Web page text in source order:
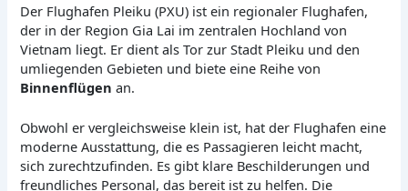
Der Flughafen Pleiku (PXU) ist ein regionaler Flughafen,
der in der Region Gia Lai im zentralen Hochland von
Vietnam liegt. Er dient als Tor zur Stadt Pleiku und den
umliegenden Gebieten und biete eine Reihe von
Binnenflügen an.
Obwohl er vergleichsweise klein ist, hat der Flughafen eine
moderne Ausstattung, die es Passagieren leicht macht,
sich zurechtzufinden. Es gibt klare Beschilderungen und
freundliches Personal, das bereit ist zu helfen. Die